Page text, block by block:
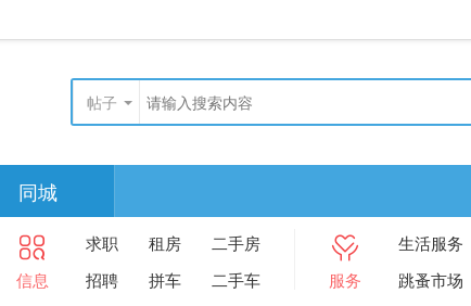
帖子
同城
信息
求职 租房
二手房
招聘
拼车 二手车 服务
生活服务
跳蚤市场